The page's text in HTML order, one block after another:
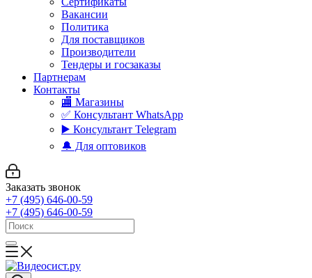
Вакансии
Политика
Для поставщиков
Производители
Тендеры и госзаказы
Партнерам
Контакты
🏬 Магазины
✅️ Консультант WhatsApp
▶️ Консультант Telegram
🔔 Для оптовиков
Заказать звонок
+7 (495) 646-00-59
+7 (495) 646-00-59